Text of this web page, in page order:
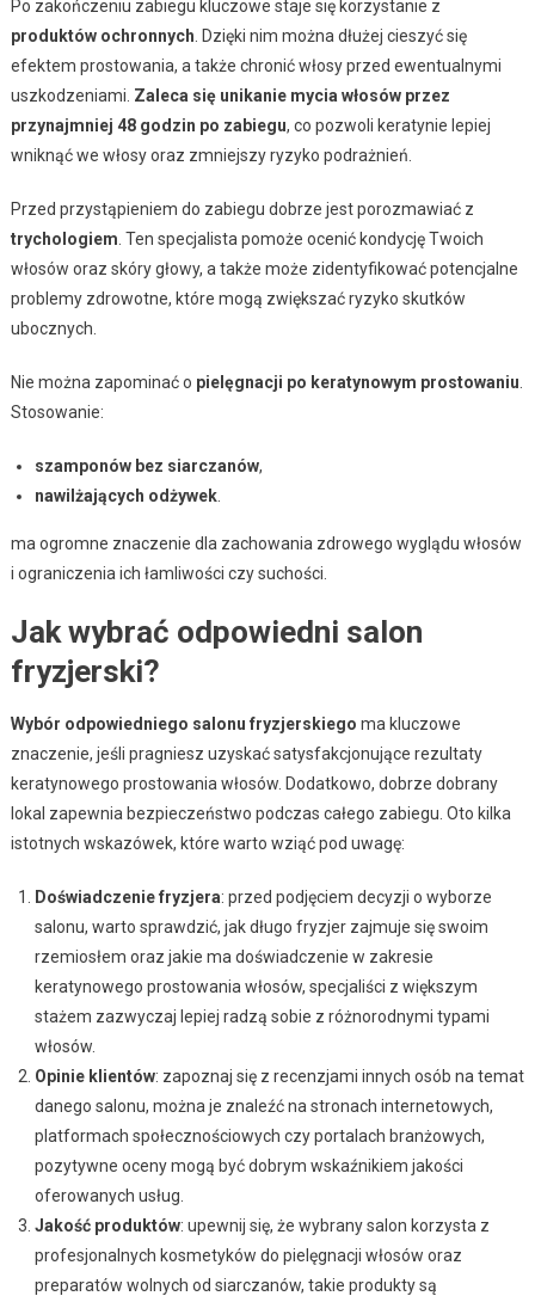
Po zakończeniu zabiegu kluczowe staje się korzystanie z
produktów ochronnych . Dzięki nim można dłużej cieszyć się
efektem prostowania, a także chronić włosy przed ewentualnymi
uszkodzeniami. Zaleca się unikanie mycia włosów przez
przynajmniej 48 godzin po zabiegu, co pozwoli keratynie lepiej
wniknąć we włosy oraz zmniejszy ryzyko podrażnień.
Przed przystąpieniem do zabiegu dobrze jest porozmawiać z
trychologiem . Ten specjalista pomoże ocenić kondycję Twoich
włosów oraz skóry głowy, a także może zidentyfikować potencjalne
problemy zdrowotne, które mogą zwiększać ryzyko skutków
ubocznych.
Nie można zapominać o pielęgnacji po keratynowym prostowaniu
Stosowanie:
szamponów bez siarczanów,
nawilżających odżywek.
ma ogromne znaczenie dla zachowania zdrowego wyglądu włosów
i ograniczenia ich łamliwości czy suchości.
Jak wybrać odpowiedni salon
fryzjerski?
Wybór odpowiedniego salonu fryzjerskiego ma kluczowe
znaczenie, jeśli pragniesz uzyskać satysfakcjonujące rezultaty
keratynowego prostowania włosów. Dodatkowo, dobrze dobrany
lokal zapewnia bezpieczeństwo podczas całego zabiegu. Oto kilka
istotnych wskazówek, które warto wziąć pod uwagę:
Doświadczenie fryzjera: przed podjęciem decyzji o wyborze
salonu, warto sprawdzić, jak długo fryzjer zajmuje się swoim
rzemiosłem oraz jakie ma doświadczenie w zakresie
keratynowego prostowania włosów, specjaliści z większym
stażem zazwyczaj lepiej radzą sobie z różnorodnymi typami
włosów.
Opinie klientów: zapoznaj się z recenzjami innych osób na temat
danego salonu, można je znaleźć na stronach internetowych,
platformach społecznościowych czy portalach branżowych,
pozytywne oceny mogą być dobrym wskaźnikiem jakości
oferowanych usług.
Jakość produktów: upewnij się, że wybrany salon korzysta z
profesjonalnych kosmetyków do pielęgnacji włosów oraz
preparatów wolnych od siarczanów, takie produkty są